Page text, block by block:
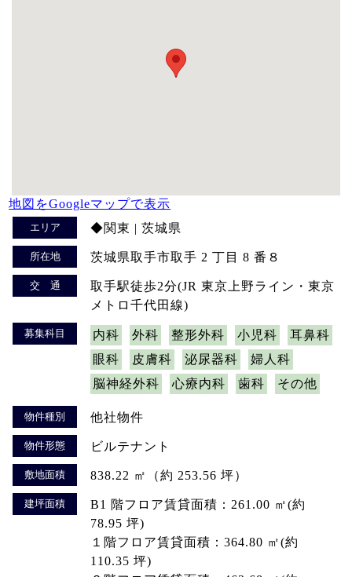
地図をGoogleマップで表示
エリア ◆関東 | 茨城県
所在地 茨城県取手市取手 2 丁目 8 番８
交 通
取手駅徒歩2分(JR 東京上野ライン・東京
メトロ千代田線)
募集科目 内科 外科 整形外科 小児科
耳鼻科
眼科
皮膚科 泌尿器科
婦人科
脳神経外科
心療内科 歯科 その他
物件種別 他社物件
物件形態 ビルテナント
敷地面積 838.22 ㎡（約 253.56 坪）
建坪面積
B1 階フロア賃貸面積：261.00 ㎡(約
78.95 坪)
１階フロア賃貸面積：364.80 ㎡(約
110.35 坪)